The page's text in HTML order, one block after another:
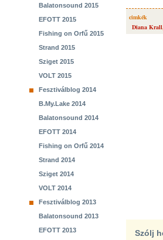
Balatonsound 2015
EFOTT 2015
Fishing on Orfű 2015
Strand 2015
Sziget 2015
VOLT 2015
Fesztiválblog 2014
B.My.Lake 2014
Balatonsound 2014
EFOTT 2014
Fishing on Orfű 2014
Strand 2014
Sziget 2014
VOLT 2014
Fesztiválblog 2013
Balatonsound 2013
EFOTT 2013
cimkék
Diana Krall
Szólj